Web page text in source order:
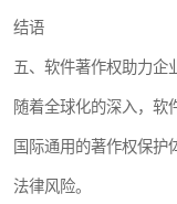
结语
五、软件著作权助力企
随着全球化的深入，软
国际通用的著作权保护
法律风险。